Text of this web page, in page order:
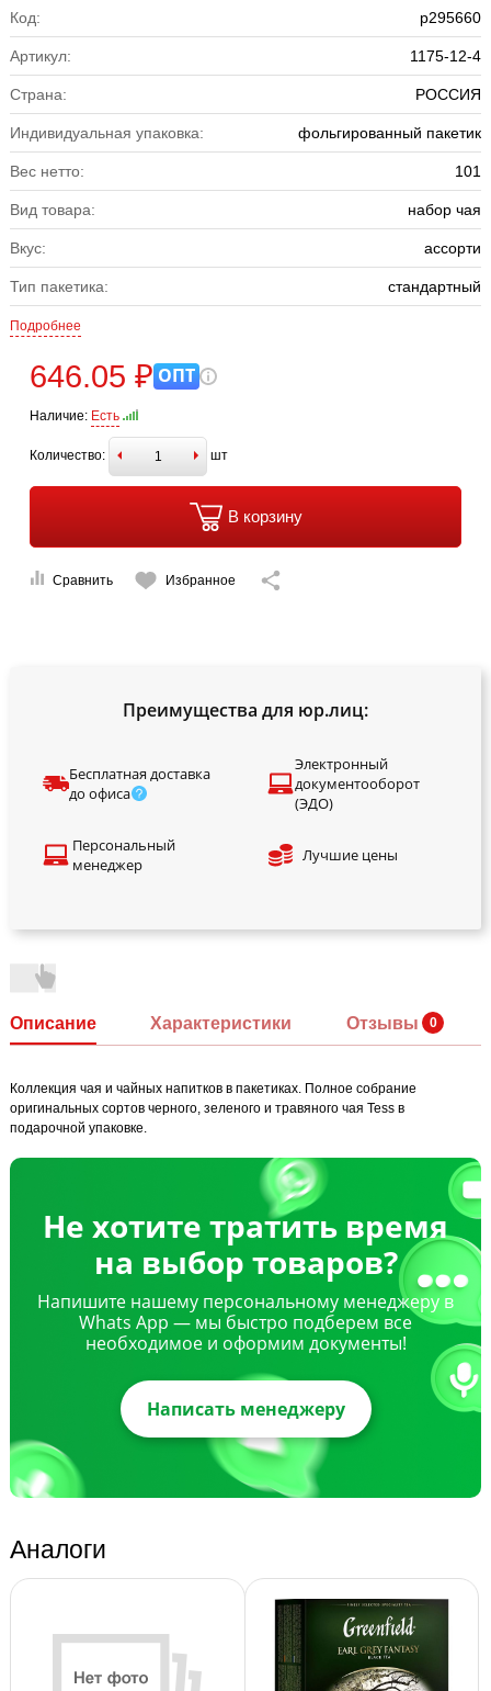
Код: р295660
Артикул: 1175-12-4
Страна: РОССИЯ
Индивидуальная упаковка: фольгированный пакетик
Вес нетто: 101
Вид товара: набор чая
Вкус: ассорти
Тип пакетика: стандартный
Подробнее
646.05 ₽ ОПТ
Наличие: Есть
Количество: шт
В корзину
Сравнить Избранное
Преимущества для юр.лиц:
Бесплатная доставка
до офиса
Электронный
документооборот
(ЭДО)
Персональный
менеджер
Лучшие цены
Описание Характеристики Отзывы
Коллекция чая и чайных напитков в пакетиках. Полное собрание
оригинальных сортов черного, зеленого и травяного чая Tess в
подарочной упаковке.
Не хотите тратить время
на выбор товаров?
Напишите нашему персональному менеджеру в
Whats App — мы быстро подберем все
необходимое и оформим документы!
Написать менеджеру
Аналоги